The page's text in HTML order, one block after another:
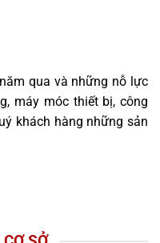
qua và những nỗ lực
máy móc thiết bị, công
khách hàng những sản